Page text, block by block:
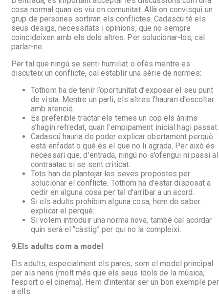
cosa normal quan es viu en comunitat. Allà on convisqui un
grup de persones sortiran els conflictes. Cadascú té els
seus desigs, necessitats i opinions, que no sempre
coincideixen amb els dels altres. Per solucionar-los, cal
parlar-ne.
Per tal que ningú se senti humiliat o ofès mentre es
discuteix un conflicte, cal establir una sèrie de normes:
Tothom ha de tenir l’oportunitat d’exposar el seu punt
de vista. Mentre un parli, els altres l’hauran d’escoltar
amb atenció.
És preferible tractar els temes un cop els ànims
s’hagin refredat, quan l’empipament inicial hagi passat.
Cadascú hauria de poder explicar obertament perquè
està enfadat o què és el que no li agrada. Per això és
necessari que, d’entrada, ningú no s’ofengui ni passi al
contraatac si se sent criticat.
Tots han de plantejar les seves propostes per
solucionar el conflicte. Tothom ha d’estar disposat a
cedir en alguna cosa per tal d’arribar a un acord.
Si els adults prohibim alguna cosa, hem de saber
explicar el perquè.
Si volem introduir una norma nova, també cal acordar
quin serà el “càstig” per qui no la compleixi.
9.Els adults com a model
Els adults, especialment els pares, som el model principal
per als nens (molt més que els seus ídols de la música,
l’esport o el cinema). Hem d’intentar ser un bon exemple per
a ells.